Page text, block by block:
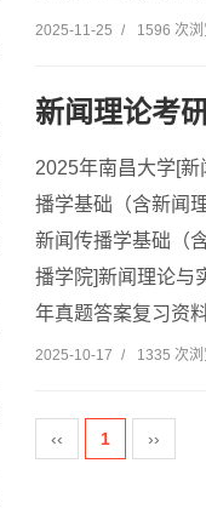
2025-11-25 / 1596 次
新闻理论考
2025年南昌大学[
播学基础（含新闻
新闻传播学基础（
播学院]新闻理论与
年真题答案复习资
2025-10-17 / 1335 次
‹‹ 1 ››